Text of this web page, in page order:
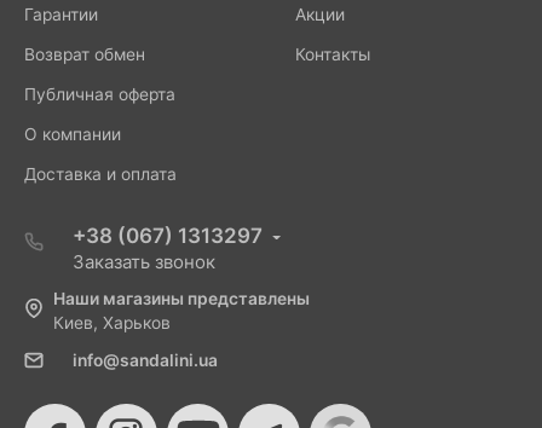
Гарантии
Возврат обмен
Публичная оферта
О компании
Доставка и оплата
Акции
Контакты
+38 (067) 1313297
Заказать звонок
Наши магазины представлены
Киев, Харьков
info@sandalini.ua